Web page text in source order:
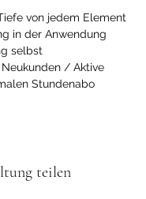
von jedem Element
in der Anwendung
selbst
/ Aktive
Stundenabo
teilen